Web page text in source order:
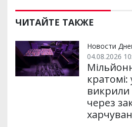
ЧИТАЙТЕ ТАКЖЕ
Новости
04.08.2026
кратомі:
викрили
через